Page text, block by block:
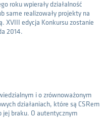
roku wpierały działalność
same realizowały projekty na
XVIII edycja Konkursu zostanie
2014.
i o zrównoważonym
działaniach, które są CSRem
jej braku. O autentycznym